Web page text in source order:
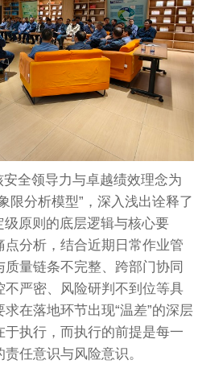
全领导力与卓越绩效理念为
限分析模型”，深入浅出诠释了
原则的底层逻辑与核心要
点分析，结合近期日常作业管
量链条不完整、跨部门协同
严密、风险研判不到位等具
在落地环节出现“温差”的深层
执行，而执行的前提是每一
任意识与风险意识。